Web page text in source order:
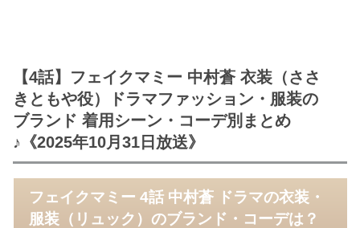
【4話】フェイクマミー 中村蒼 衣装（ささ
きともや役）ドラマファッション・服装の
ブランド 着用シーン・コーデ別まとめ
♪《2025年10月31日放送》
フェイクマミー 4話 中村蒼 ドラマの衣装・
服装（リュック）のブランド・コーデは？